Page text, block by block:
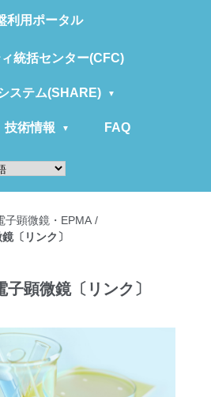
利用ポータル
統括センター(CFC)
ステム(SHARE)
技術情報 FAQ
子顕微鏡・EPMA /
〔リンク〕
顕微鏡〔リンク〕